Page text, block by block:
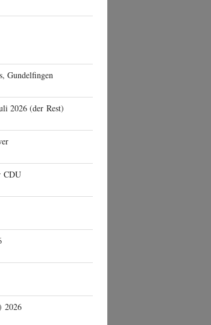
Gundelfingen
2026 (der Rest)
CDU
2026